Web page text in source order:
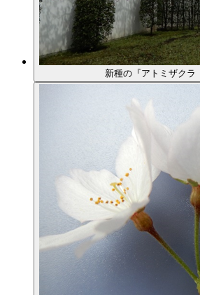
新種の『アトミザク